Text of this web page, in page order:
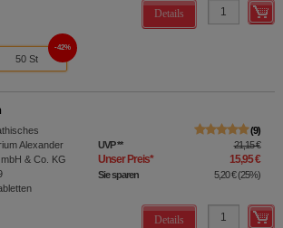
Details
50 St
42%
Alexander
& Co. KG
9
UVP** 21,15 €
Unser Preis* 15,95 €
Sie sparen 5,20 €(25%)
Details